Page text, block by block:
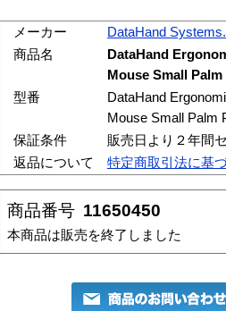
メーカー
DataHand
商品名
DataHand
Mouse Small Palm
型番
DataHand
Mouse Small Palm
保証条件
販売日より２年間
返品について
特定商取引法に基
商品番号 11650450
本商品は販売を終了しました